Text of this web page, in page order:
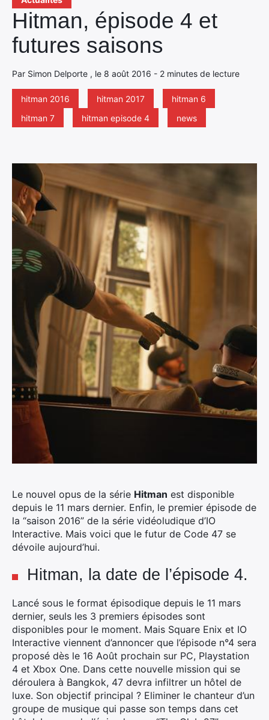
Hitman, épisode 4 et
futures saisons
Par Simon Delporte , le 8 août 2016 - 2 minutes de lecture
hitman 2016 hitman 2017
hitman 6
hitman 7
hitman episode 4 news
Le nouvel opus de la série Hitman est disponible
depuis le 11 mars dernier. Enfin, le premier épisode de
la “saison 2016” de la série vidéoludique d’IO
Interactive. Mais voici que le futur de Code 47 se
dévoile aujourd’hui.
Hitman, la date de l’épisode 4.
Lancé sous le format épisodique depuis le 11 mars
dernier, seuls les 3 premiers épisodes sont
disponibles pour le moment. Mais Square Enix et IO
Interactive viennent d’annoncer que l’épisode n°4 sera
proposé dès le 16 Août prochain sur PC, Playstation
4 et Xbox One. Dans cette nouvelle mission qui se
déroulera à Bangkok, 47 devra infiltrer un hôtel de
luxe. Son objectif principal ? Eliminer le chanteur d’un
groupe de musique qui passe son temps dans cet